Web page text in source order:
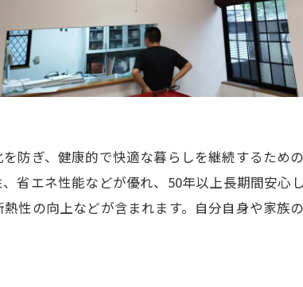
防ぎ、健康的で快適な暮らしを継続するため
省エネ性能などが優れ、50年以上長期間安心
性の向上などが含まれます。自分自身や家族